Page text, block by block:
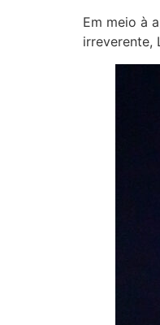
Em meio à
irreverente,